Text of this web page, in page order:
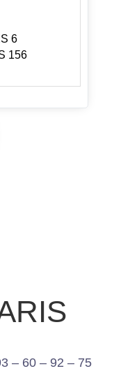
6
156
– 60 – 92 – 75